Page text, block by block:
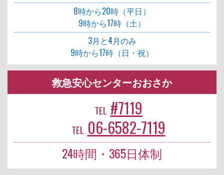
8時から20時（平日）
9時から17時（土）
3月と4月のみ
9時から17時（日・祝）
救急安心センターおおさか
TEL #7119
TEL 06-6582-7119
24時間・365日体制